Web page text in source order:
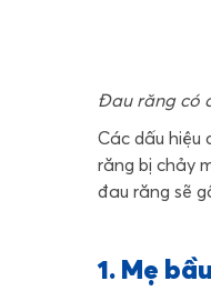
Đau răng có
Các dấu hiệu
răng bị chảy
đau răng sẽ
1. Mẹ